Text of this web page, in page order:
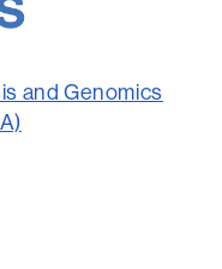
and Genomics